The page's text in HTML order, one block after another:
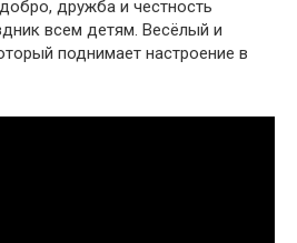
дружба и честность
всем детям. Весёлый и
поднимает настроение в